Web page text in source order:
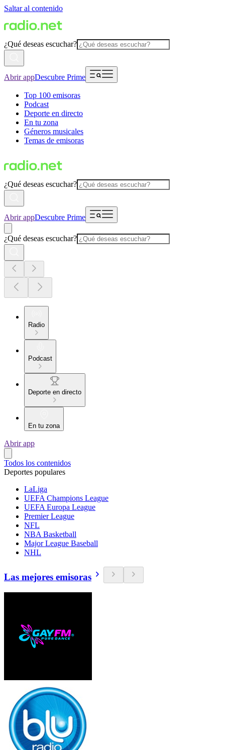
Saltar al contenido
¿Qué deseas escuchar?
Abrir appDescubre Prime
Top 100 emisoras
Podcast
Deporte en directo
En tu zona
Géneros musicales
Temas de emisoras
¿Qué deseas escuchar?
Abrir appDescubre Prime
¿Qué deseas escuchar?
Radio
Podcast
Deporte en directo
En tu zona
Abrir app
Todos los contenidos
Deportes populares
LaLiga
UEFA Champions League
UEFA Europa League
Premier League
NFL
NBA Basketball
Major League Baseball
NHL
Las mejores emisoras